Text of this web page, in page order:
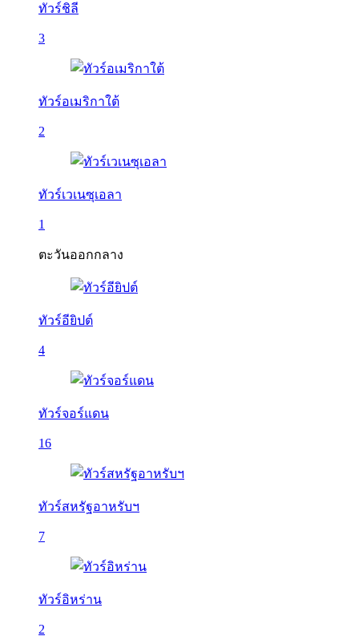
ทัวร์ชิลี
3
ทัวร์อเมริกาใต้
2
ทัวร์เวเนซุเอลา
1
ตะวันออกกลาง
ทัวร์อียิปต์
4
ทัวร์จอร์แดน
16
ทัวร์สหรัฐอาหรับฯ
7
ทัวร์อิหร่าน
2